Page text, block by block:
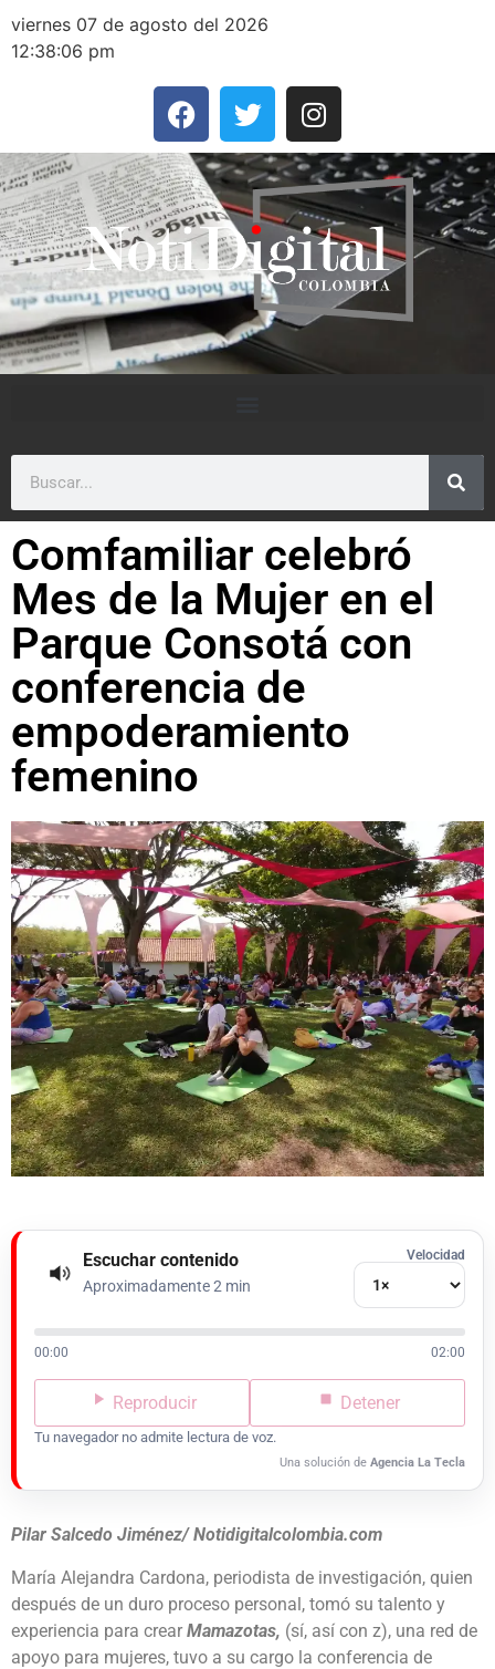
viernes 07 de agosto del 2026
12:38:06 pm
Comfamiliar celebró
Mes de la Mujer en el
Parque Consotá con
conferencia de
empoderamiento
femenino
Escuchar contenido
Aproximadamente 2 min
Velocidad
00:00 02:00
Reproducir Detener
Tu navegador no admite lectura de voz.
Una solución de Agencia La Tecla
Pilar Salcedo Jiménez/ Notidigitalcolombia.com
María Alejandra Cardona, periodista de investigación, quien
después de un duro proceso personal, tomó su talento y
experiencia para crear Mamazotas, (sí, así con z), una red de
apoyo para mujeres, tuvo a su cargo la conferencia de